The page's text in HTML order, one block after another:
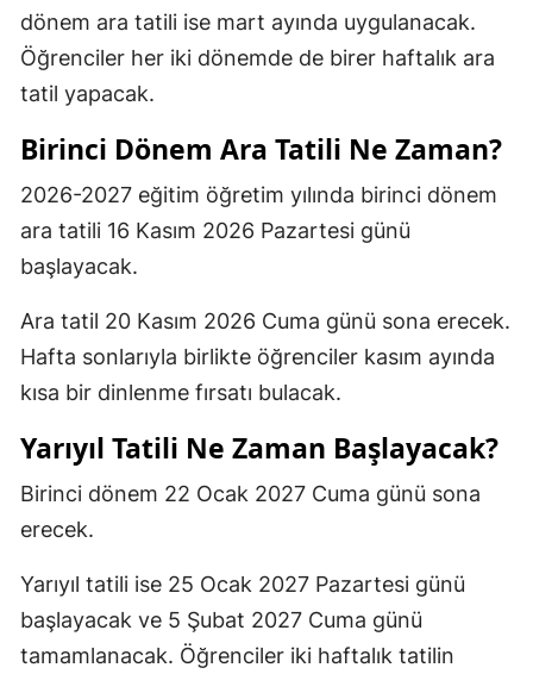
dönem ara tatili ise mart ayında uygulanacak.
Öğrenciler her iki dönemde de birer haftalık ara
tatil yapacak.
Birinci Dönem Ara Tatili Ne Zaman?
2026-2027 eğitim öğretim yılında birinci dönem
ara tatili 16 Kasım 2026 Pazartesi günü
başlayacak.
Ara tatil 20 Kasım 2026 Cuma günü sona erecek.
Hafta sonlarıyla birlikte öğrenciler kasım ayında
kısa bir dinlenme fırsatı bulacak.
Yarıyıl Tatili Ne Zaman Başlayacak?
Birinci dönem 22 Ocak 2027 Cuma günü sona
erecek.
Yarıyıl tatili ise 25 Ocak 2027 Pazartesi günü
başlayacak ve 5 Şubat 2027 Cuma günü
tamamlanacak. Öğrenciler iki haftalık tatilin